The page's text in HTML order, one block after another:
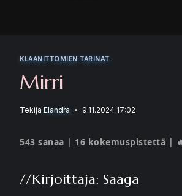
KLAANITTOMIEN TARINAT
Mirri
Tekijä Elandra 9.11.2024 17:02
543 sanaa | 16 kokemuspistettä |
//Kirjoittaja: Saaga